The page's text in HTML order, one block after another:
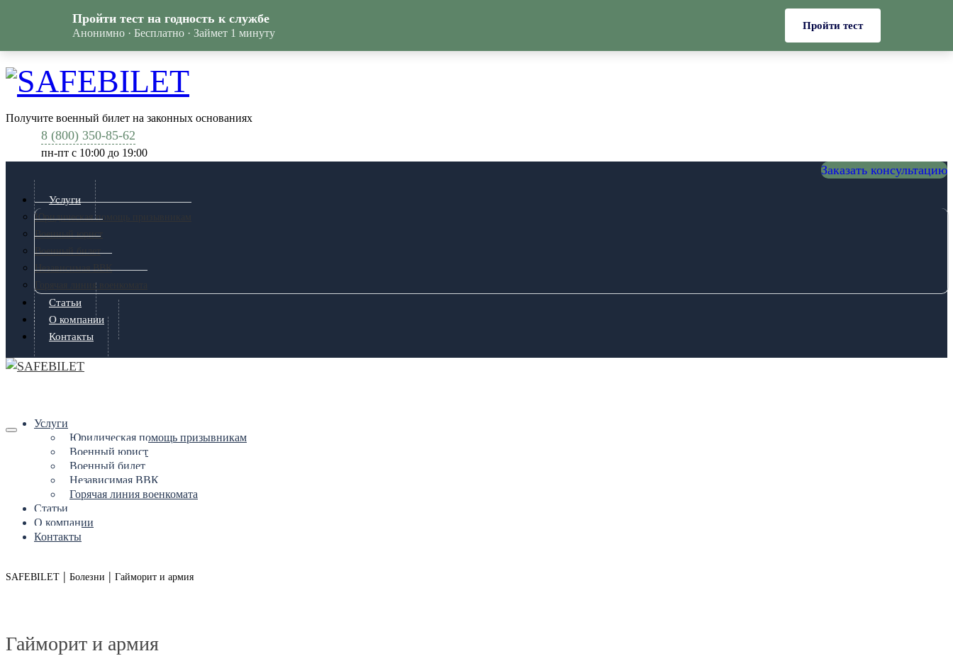
Получите военный билет на законных основаниях
8 (800) 350-85-62
пн-пт c 10:00 до 19:00
Заказать консультацию
Услуги
Юридическая помощь призывникам
Военный юрист
Военный билет
Независимая ВВК
Горячая линия военкомата
Статьи
О компании
Контакты
Услуги
Юридическая помощь призывникам
Военный юрист
Военный билет
Независимая ВВК
Горячая линия военкомата
Статьи
О компании
Контакты
SAFEBILET | Болезни | Гайморит и армия
Гайморит и армия
Пройти тест на годность к службе
Анонимно · Бесплатно · Займет 1 минуту
Пройти тест